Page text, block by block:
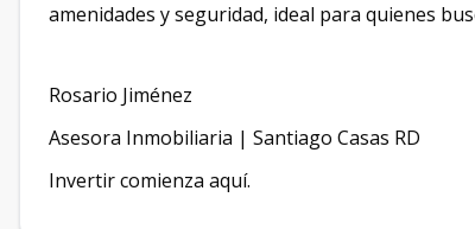
amenidades y seguridad, ideal para quienes
Rosario Jiménez
Asesora Inmobiliaria | Santiago Casas RD
Invertir comienza aquí.